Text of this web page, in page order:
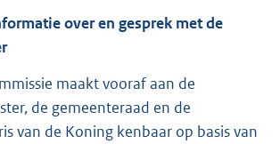
over en gesprek met de
maakt vooraf aan de
de gemeenteraad en de
van de Koning kenbaar op basis van